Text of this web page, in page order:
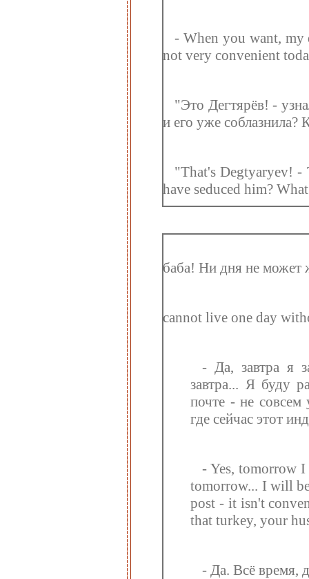
- When you want, my
not very convenient
"Это Дегтярёв! -
и его уже соблазнила?
"That's Degtyaryev! -
have seduced him?
баба! Ни дня не может
cannot live one day
- Да, завтра я
завтра... Я буду
почте - не совсем
где сейчас этот
- Yes, tomorrow
tomorrow... I will
post - it isn't
that turkey, your
- Да. Всё время,